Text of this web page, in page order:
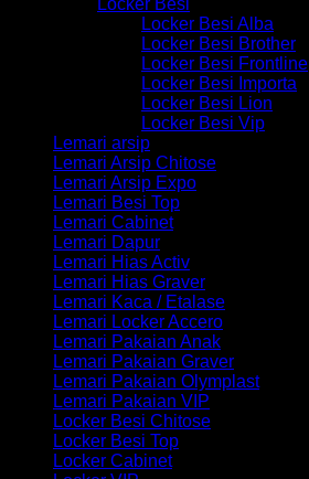
Locker Besi Alba
Locker Besi Brother
Locker Besi Frontline
Locker Besi Importa
Locker Besi Lion
Locker Besi Vip
Lemari arsip
Lemari Arsip Chitose
Lemari Arsip Expo
Lemari Besi Top
Lemari Cabinet
Lemari Dapur
Lemari Hias Activ
Lemari Hias Graver
Lemari Kaca / Etalase
Lemari Locker Accero
Lemari Pakaian Anak
Lemari Pakaian Graver
Lemari Pakaian Olymplast
Lemari Pakaian VIP
Locker Besi Chitose
Locker Besi Top
Locker Cabinet